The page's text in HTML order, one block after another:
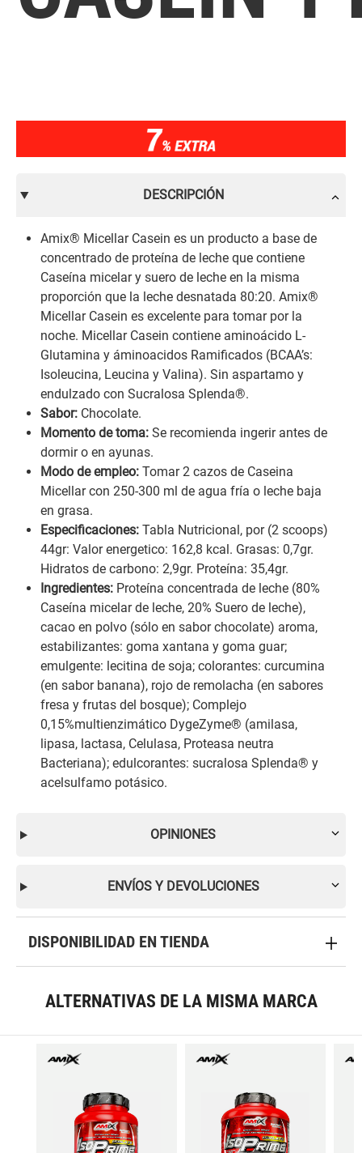
DESCRIPCIÓN
Amix® Micellar Casein es un producto a base de
concentrado de proteína de leche que contiene
Caseína micelar y suero de leche en la misma
proporción que la leche desnatada 80:20. Amix®
Micellar Casein es excelente para tomar por la
noche. Micellar Casein contiene aminoácido L-
Glutamina y áminoacidos Ramificados (BCAA’s:
Isoleucina, Leucina y Valina). Sin aspartamo y
endulzado con Sucralosa Splenda®.
Sabor: Chocolate.
Momento de toma: Se recomienda ingerir antes de
dormir o en ayunas.
Modo de empleo: Tomar 2 cazos de Caseina
Micellar con 250-300 ml de agua fría o leche baja
en grasa.
Especificaciones: Tabla Nutricional, por (2 scoops)
44gr: Valor energetico: 162,8 kcal. Grasas: 0,7gr.
Hidratos de carbono: 2,9gr. Proteína: 35,4gr.
Ingredientes: Proteína concentrada de leche (80%
Caseína micelar de leche, 20% Suero de leche),
cacao en polvo (sólo en sabor chocolate) aroma,
estabilizantes: goma xantana y goma guar;
emulgente: lecitina de soja; colorantes: curcumina
(en sabor banana), rojo de remolacha (en sabores
fresa y frutas del bosque); Complejo
0,15%multienzimático DygeZyme® (amilasa,
lipasa, lactasa, Celulasa, Proteasa neutra
Bacteriana); edulcorantes: sucralosa Splenda® y
acelsulfamo potásico.
OPINIONES
ENVÍOS Y DEVOLUCIONES
DISPONIBILIDAD EN TIENDA
ALTERNATIVAS DE LA MISMA MARCA